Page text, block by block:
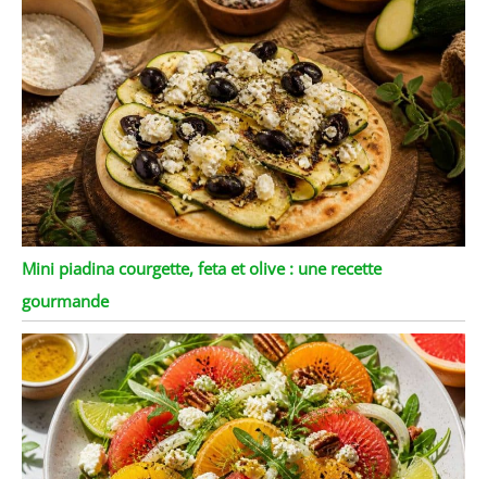
sommes tellement sûrs
que vous aimerez votre
pichet qu’il offre une
garantie satisfaction à vie
: si, pour quelque raison
que ce soit, vous n’êtes
pas enchanté par votre
pichet, nous vous
rembourserons ou le
remplacerons sans
aucune question posée!
En bonus vous recevrez
télécharger gratuitement
votre eBook de recettes
d’infusion. Faites-vous
plaisir avec ce
magnifique pichet cold
brew des à present!
Mini piadina courgette, feta et olive : une recette
gourmande